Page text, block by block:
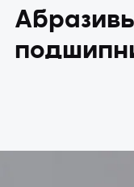
ПРОДУКТЫ
УСЛУГИ
КАРЬЕРА